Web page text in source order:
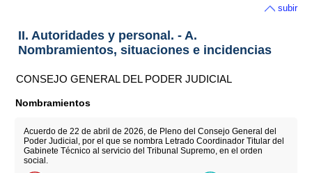
subir
II. Autoridades y personal. - A.
Nombramientos, situaciones e incidencias
CONSEJO GENERAL DEL PODER JUDICIAL
Nombramientos
Acuerdo de 22 de abril de 2026, de Pleno del Consejo General del
Poder Judicial, por el que se nombra Letrado Coordinador Titular del
Gabinete Técnico al servicio del Tribunal Supremo, en el orden
social.